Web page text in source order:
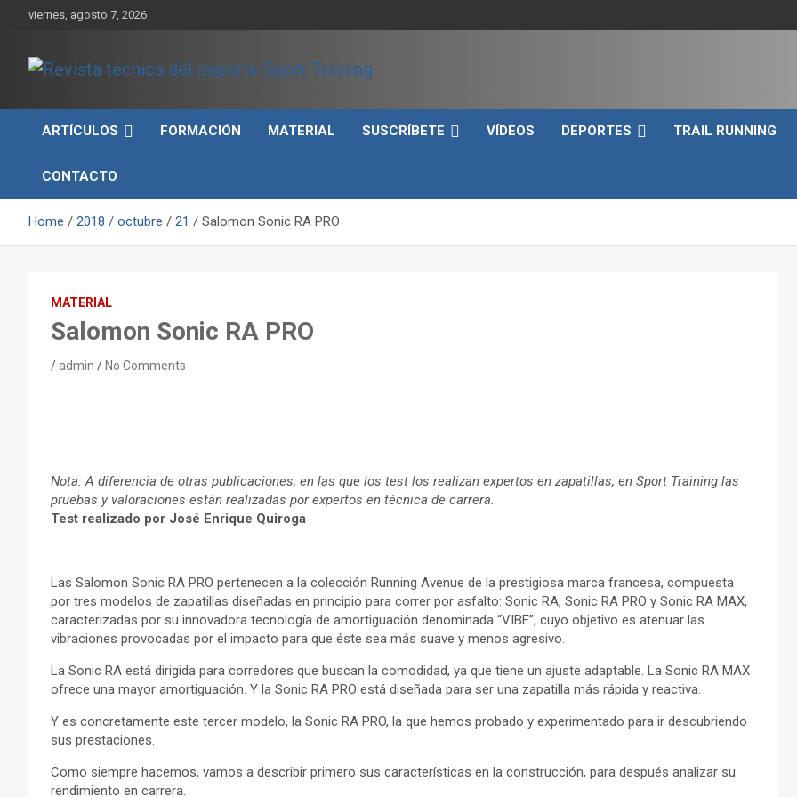
viernes, agosto 7, 2026
Revista técnica del
deporte Sport Training
rendimiento, nutrición y entrenamiento.
ARTÍCULOS
FORMACIÓN MATERIAL SUSCRÍBETE VÍDEOS DEPORTES TRAIL RUNNING
CONTACTO
Home 2018 octubre 21 Salomon Sonic RA PRO
MATERIAL
Salomon Sonic RA PRO
admin No Comments
Nota: A diferencia de otras publicaciones, en las que los test los realizan expertos en zapatillas, en Sport Training las
pruebas y valoraciones están realizadas por expertos en técnica de carrera.
Test realizado por José Enrique Quiroga
Las Salomon Sonic RA PRO pertenecen a la colección Running Avenue de la prestigiosa marca francesa, compuesta
por tres modelos de zapatillas diseñadas en principio para correr por asfalto: Sonic RA, Sonic RA PRO y Sonic RA MAX,
caracterizadas por su innovadora tecnología de amortiguación denominada “VIBE”, cuyo objetivo es atenuar las
vibraciones provocadas por el impacto para que éste sea más suave y menos agresivo.
La Sonic RA está dirigida para corredores que buscan la comodidad, ya que tiene un ajuste adaptable. La Sonic RA MAX
ofrece una mayor amortiguación. Y la Sonic RA PRO está diseñada para ser una zapatilla más rápida y reactiva.
Y es concretamente este tercer modelo, la Sonic RA PRO, la que hemos probado y experimentado para ir descubriendo
sus prestaciones.
Como siempre hacemos, vamos a describir primero sus características en la construcción, para después analizar su
rendimiento en carrera.